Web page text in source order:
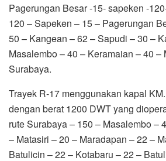
Pagerungan Besar -15- sapeken -
120 – Sapeken – 15 – Pagerungan
50 – Kangean – 62 – Sapudi – 30 –
Masalembo – 40 – Keramaian – 40 –
Surabaya.
Trayek R-17 menggunakan kapal
dengan berat 1200 DWT yang
rute Surabaya – 150 – Masalembo –
– Matasiri – 20 – Maradapan – 22 –
Batulicin – 22 – Kotabaru – 22 –